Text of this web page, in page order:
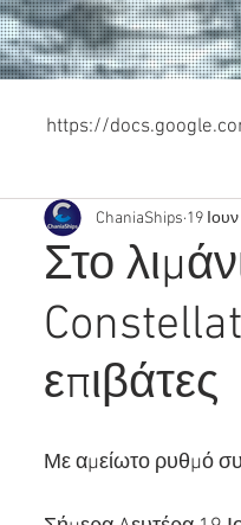
https://
Στο
επιβάτες
ChaniaShips 19
Με αμείωτο ρυθμό